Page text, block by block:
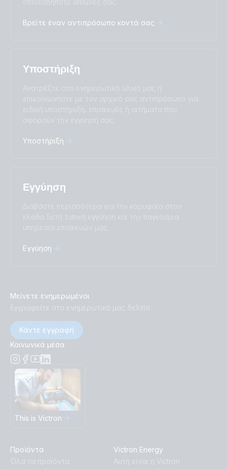
Deutsch
Italiano
Magyar
Suomalainen
Русский
Українська
中國人
Subscribe
οποιεσδήποτε απορίες σας.
Βρείτε έναν αντιπρόσωπο κοντά σας
Υποστήριξη
Ανατρέξτε στο ενημερωτικό υλικό μας ή
επικοινωνήστε με τον αρχικό σας αντιπρόσωπο για
ειδική υποστήριξη, επισκευές ή αιτήματα που
αφορούν την εγγύησή σας.
Υποστήριξη
Εγγύηση
Διαβάστε περισσότερα για την κορυφαία στον
κλάδο 5ετή τυπική εγγύηση και την παγκόσμια
υπηρεσία επισκευών μας.
Εγγύηση
Μείνετε ενημερωμένοι
Εγγραφείτε στο ενημερωτικό μας δελτίο
Κάντε εγγραφή
Κοινωνικά μέσα
This is Victron
Προϊόντα
Όλα τα προϊόντα
Victron Energy
Αυτή είναι η Victron